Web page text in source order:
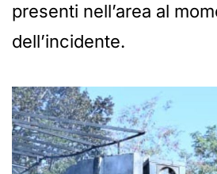
presenti nell’area al
dell’incidente.